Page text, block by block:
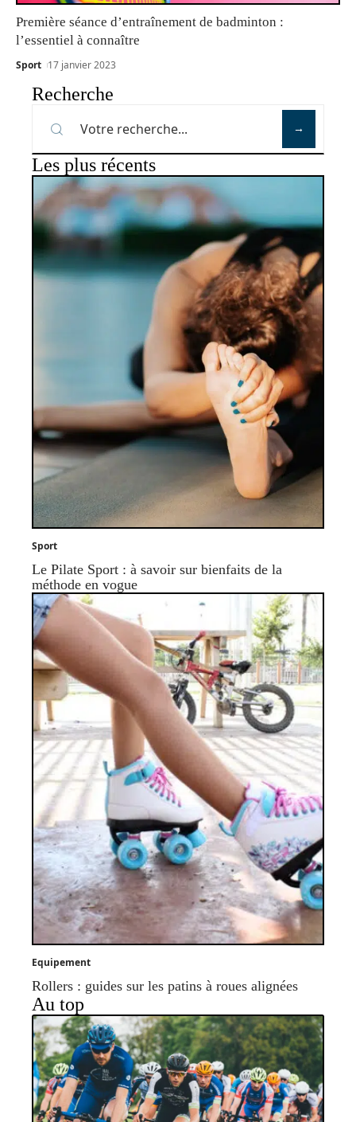
Première séance d’entraînement de badminton :
l’essentiel à connaître
Sport 17 janvier 2023
Recherche
Les plus récents
Sport
Le Pilate Sport : à savoir sur bienfaits de la
méthode en vogue
Equipement
Rollers : guides sur les patins à roues alignées
Au top